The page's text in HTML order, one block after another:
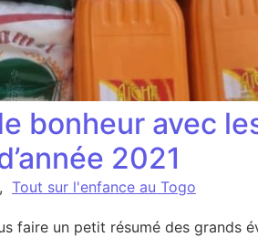
bonheur avec
2021
, Tout sur l'enfance au Togo
faire un petit résumé des grands